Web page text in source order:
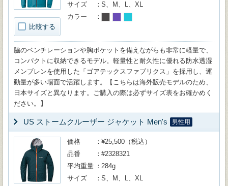
比較する
サイズ
S、M、L、XL
カラー
脇のベンチレーションや胸ポケットを備えながらも非常に軽量で、
コンパクトに収納できるモデル。軽量性と耐久性に優れる防水透湿
メンブレンを使用した「ゴアテックスファブリクス」を採用し、運
動量が多い場面で活躍します。【こちらは海外販売モデルのため、
日本サイズと異なります。ご購入の際は必ずサイズ表をお確かめく
ださい。】
US ストームクルーザー ジャケット Men's 男性用
価格
¥25,500（税込）
品番
#2328321
平均重量
284g
サイズ
S、M、L、XL